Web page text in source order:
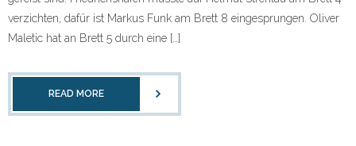
verzichten, dafür ist Markus Funk am Brett 8 eingesprungen. Oliver
Maletic hat an Brett 5 durch eine […]
READ MORE